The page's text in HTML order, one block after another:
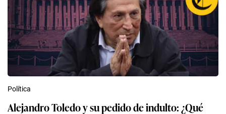
Política
Alejandro Toledo y su pedido de indulto: ¿Qué